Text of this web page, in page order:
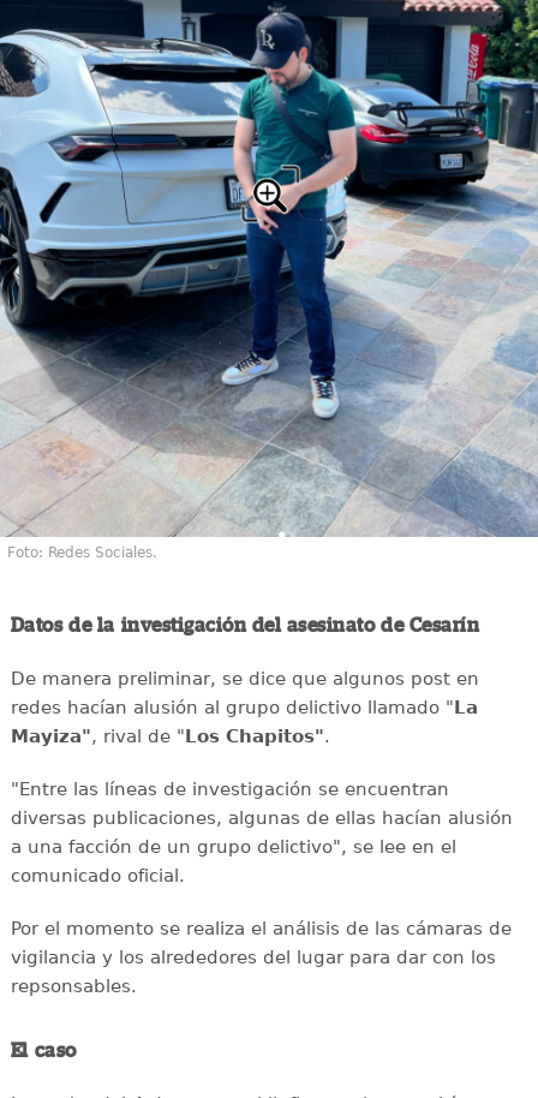
Foto: Redes Sociales.
Datos de la investigación del asesinato de Cesarín
De manera preliminar, se dice que algunos post en
redes hacían alusión al grupo delictivo llamado "La
Mayiza", rival de "Los Chapitos".
"Entre las líneas de investigación se encuentran
diversas publicaciones, algunas de ellas hacían alusión
a una facción de un grupo delictivo", se lee en el
comunicado oficial.
Por el momento se realiza el análisis de las cámaras de
vigilancia y los alrededores del lugar para dar con los
repsonsables.
El caso